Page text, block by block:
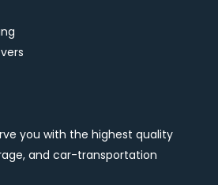
you with the highest quality
and car-transportation